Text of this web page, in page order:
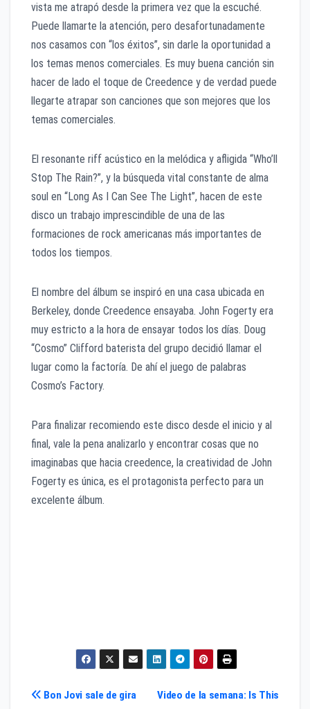
vista me atrapó desde la primera vez que la escuché.
Puede llamarte la atención, pero desafortunadamente
nos casamos con “los éxitos”, sin darle la oportunidad a
los temas menos comerciales. Es muy buena canción sin
hacer de lado el toque de Creedence y de verdad puede
llegarte atrapar son canciones que son mejores que los
temas comerciales.
El resonante riff acústico en la melódica y afligida “Who’ll
Stop The Rain?”, y la búsqueda vital constante de alma
soul en “Long As I Can See The Light”, hacen de este
disco un trabajo imprescindible de una de las
formaciones de rock americanas más importantes de
todos los tiempos.
El nombre del álbum se inspiró en una casa ubicada en
Berkeley, donde Creedence ensayaba. John Fogerty era
muy estricto a la hora de ensayar todos los días. Doug
“Cosmo” Clifford baterista del grupo decidió llamar el
lugar como la factoría. De ahí el juego de palabras
Cosmo’s Factory.
Para finalizar recomiendo este disco desde el inicio y al
final, vale la pena analizarlo y encontrar cosas que no
imaginabas que hacia creedence, la creatividad de John
Fogerty es única, es el protagonista perfecto para un
excelente álbum.
Navegación
Video de la semana: Is This
Bon Jovi sale de gira